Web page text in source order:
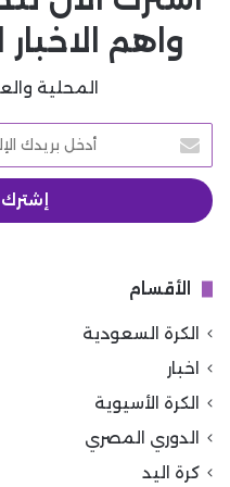
واهم الاخبار
المحلية
أدخل
بريدك
الإلكتروني
الأقسام
الكرة السعودية
اخبار
الكرة الأسيوية
الدوري المصري
كرة اليد